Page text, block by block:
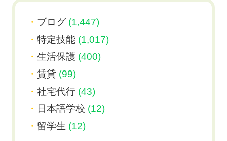
ブログ(1,447)
特定技能(1,017)
生活保護 (400)
賃貸 (99)
社宅代行(43)
日本語学校 (12)
留学生 (12)